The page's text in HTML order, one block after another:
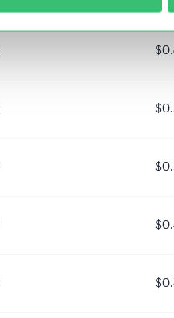
$
$
$
$
$